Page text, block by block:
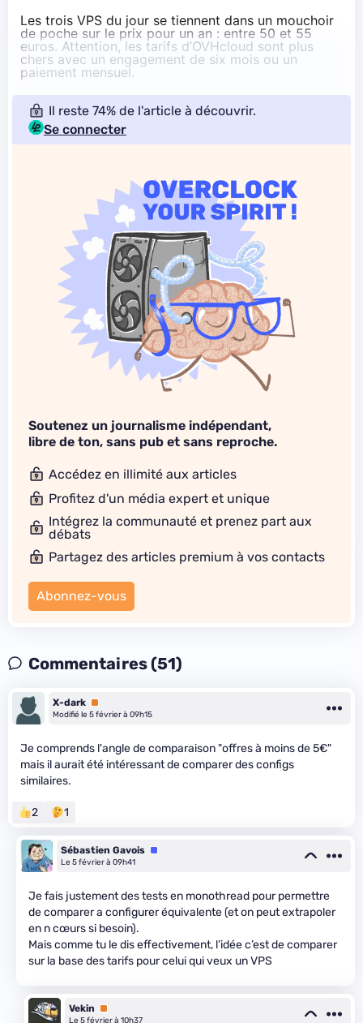
Les trois VPS du jour se tiennent dans un mouchoir
de poche sur le prix pour un an : entre 50 et 55
euros. Attention, les tarifs d’OVHcloud sont plus
chers avec un engagement de six mois ou un
paiement mensuel.
Il reste 74% de l'article à découvrir.
Se connecter
Soutenez un journalisme indépendant,
libre de ton, sans pub et sans reproche.
Accédez en illimité aux articles
Profitez d'un média expert et unique
Intégrez la communauté et prenez part aux
débats
Partagez des articles premium à vos contacts
Abonnez-vous
Commentaires (51)
X-dark Premium
Modifié le 5 février à 09h15
Je comprends l'angle de comparaison "offres à moins de 5€"
mais il aurait été intéressant de comparer des configs
similaires.
2 1
Sébastien Gavois Équipe
Le 5 février à 09h41
Je fais justement des tests en monothread pour permettre
de comparer a configurer équivalente (et on peut extrapoler
en n cœurs si besoin).
Mais comme tu le dis effectivement, l’idée c’est de comparer
sur la base des tarifs pour celui qui veux un VPS
Vekin
Premium
Le 5 février à 10h37